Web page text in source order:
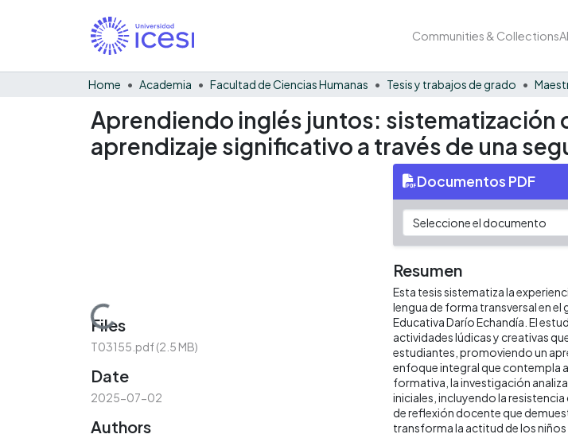
Communities & Collections
Home Academia Facultad de Ciencias Humanas Tesis y trabajos de grado
Aprendiendo inglés juntos: sistematización
aprendizaje significativo a través de una
Loading...
Files
T03155.pdf(2.5 MB)
Date
2025-07-02
Authors
Documentos PDF
Resumen
Esta tesis sistematiza la
lengua de forma transversal en
Educativa Darío Echandía. El
actividades lúdicas y creativas
estudiantes, promoviendo un
enfoque integral que contempla
formativa, la investigación
iniciales, incluyendo la
de reflexión docente que
transforma la actitud de los niños